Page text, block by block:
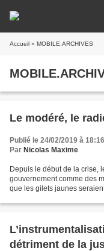
Accueil » MOBILE.ARCHIVES
Le modéré, le
Publié le 24/02/2019 à 18:16
Par Nicolas Maxime
Depuis le début de la crise,
gouvernement comme des
que les gilets jaunes
détriment de la